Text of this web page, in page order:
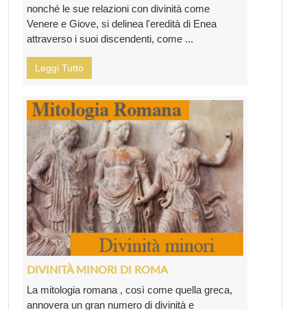
nonché le sue relazioni con divinità come
Venere e Giove, si delinea l'eredità di Enea
attraverso i suoi discendenti, come ...
Leggi Tutto
DIVINITÀ MINORI DI ROMA
La mitologia romana , così come quella greca,
annovera un gran numero di divinità e